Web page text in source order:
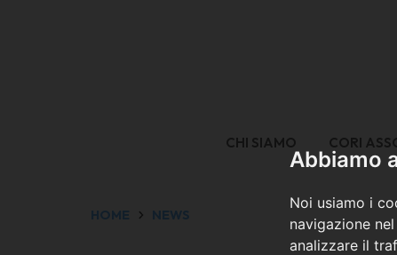
Abbiamo
Noi usiamo i
navigazione
analizzare il
CHI SIAMO CORI
HOME NEWS